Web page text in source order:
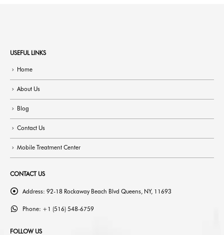
USEFUL LINKS
Home
About Us
Blog
Contact Us
Mobile Treatment Center
CONTACT US
Address: 92-18 Rockaway Beach Blvd Queens, NY, 11693
Phone: +1 (516) 548-6759
FOLLOW US